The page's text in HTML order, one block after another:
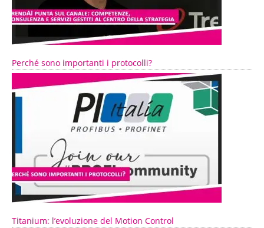
Perché sono importanti i protocolli?
Titanium: l’evoluzione del Motion Control